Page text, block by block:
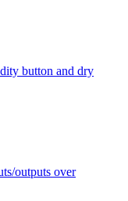
button and dry
outputs over